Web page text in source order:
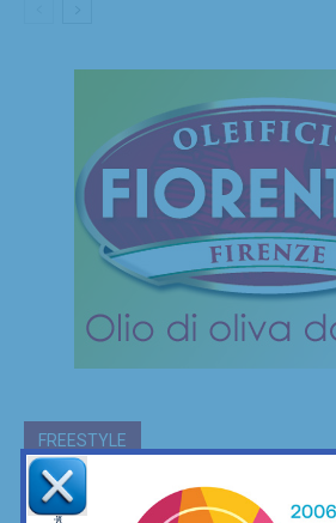
FREESTYLE
Le mie camminate